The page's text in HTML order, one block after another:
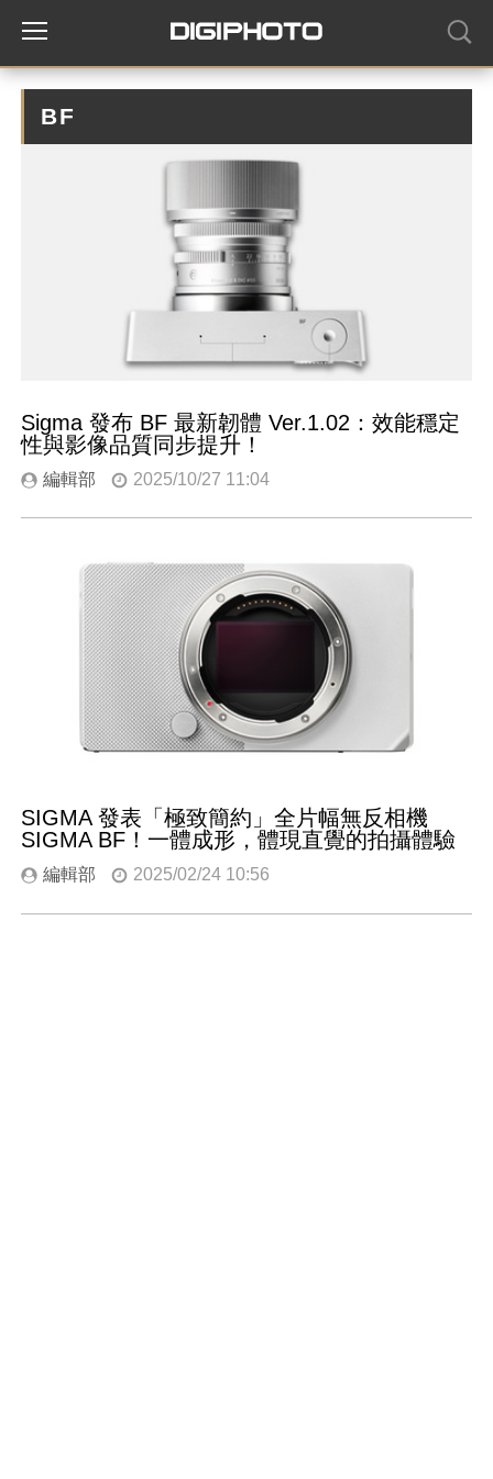
BF
Sigma 發布 BF 最新韌體 Ver.1.02：效能穩定
性與影像品質同步提升！
編輯部 2025/10/27 11:04
SIGMA 發表「極致簡約」全片幅無反相機
SIGMA BF！一體成形，體現直覺的拍攝體驗
編輯部 2025/02/24 10:56